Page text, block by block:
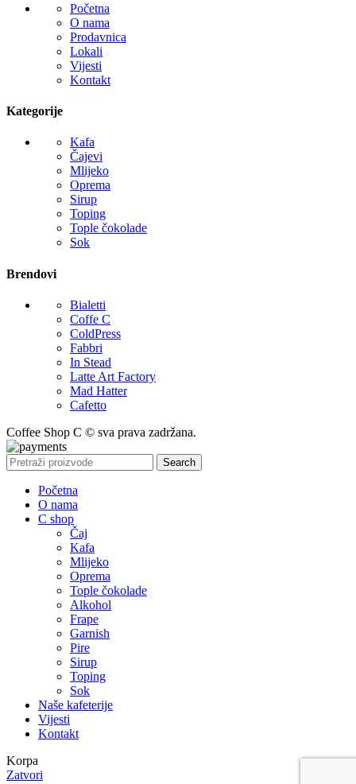
Početna
O nama
Prodavnica
Lokali
Vijesti
Kontakt
Kategorije
Kafa
Čajevi
Mlijeko
Oprema
Sirup
Toping
Tople čokolade
Sok
Brendovi
Bialetti
Coffe C
ColdPress
Fabbri
In Stead
Latte Art Factory
Mad Hatter
Cafetto
Coffee Shop C © sva prava zadržana.
Search
Početna
O nama
C shop
Čaj
Kafa
Mlijeko
Oprema
Tople čokolade
Alkohol
Frape
Garnish
Pire
Sirup
Toping
Sok
Naše kafeterije
Vijesti
Kontakt
Korpa
Zatvori